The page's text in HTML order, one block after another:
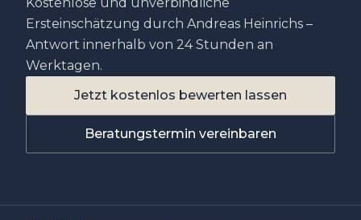
Ersteinschätzung durch Andreas Heinrichs –
Antwort innerhalb von 24 Stunden an
Werktagen.
Jetzt kostenlos bewerten lassen
Beratungstermin vereinbaren